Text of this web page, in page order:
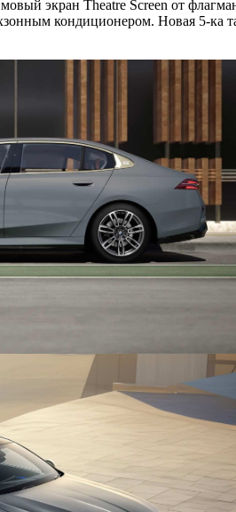
экран Theatre Screen от
кондиционером. Новая 5-ка